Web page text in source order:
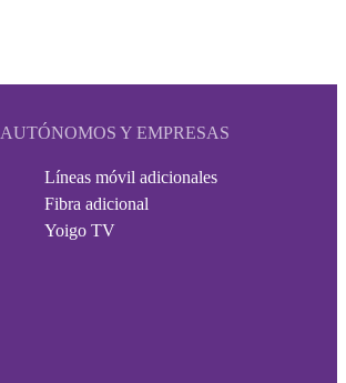
AUTÓNOMOS Y EMPRESAS
Líneas móvil adicionales
Fibra adicional
Yoigo TV